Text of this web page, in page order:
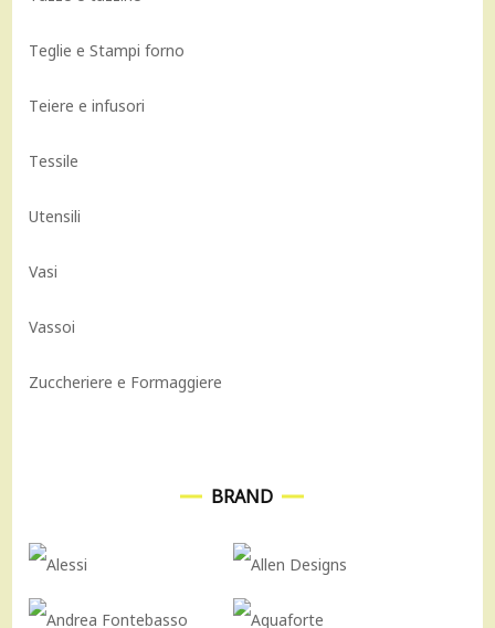
Teglie e Stampi forno
Teiere e infusori
Tessile
Utensili
Vasi
Vassoi
Zuccheriere e Formaggiere
BRAND